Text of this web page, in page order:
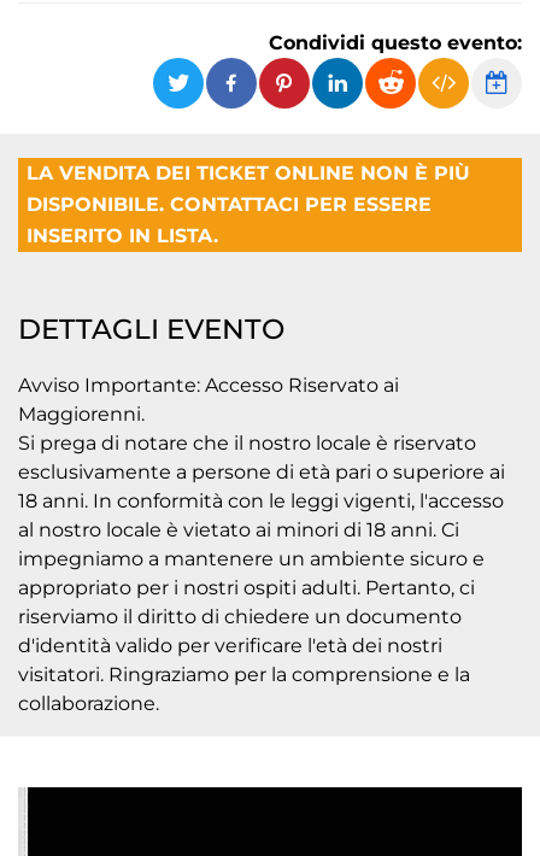
Condividi questo evento:
LA VENDITA DEI TICKET ONLINE NON È PIÙ
DISPONIBILE. CONTATTACI PER ESSERE
INSERITO IN LISTA.
DETTAGLI EVENTO
Avviso Importante: Accesso Riservato ai
Maggiorenni.
Si prega di notare che il nostro locale è riservato
esclusivamente a persone di età pari o superiore ai
18 anni. In conformità con le leggi vigenti, l'accesso
al nostro locale è vietato ai minori di 18 anni. Ci
impegniamo a mantenere un ambiente sicuro e
appropriato per i nostri ospiti adulti. Pertanto, ci
riserviamo il diritto di chiedere un documento
d'identità valido per verificare l'età dei nostri
visitatori. Ringraziamo per la comprensione e la
collaborazione.